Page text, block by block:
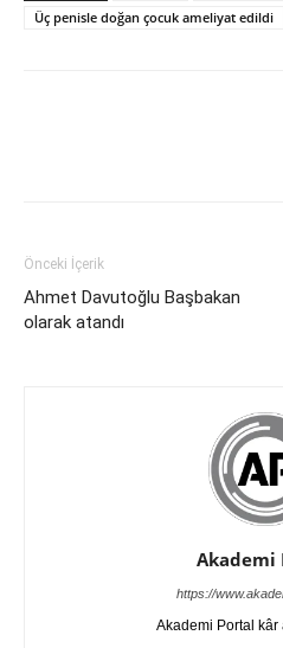
Üç penisle doğan çocuk ameliyat edildi
Önceki İçerik
Ahmet Davutoğlu Başbakan
olarak atandı
Akademi
https://
Akademi Portal kâr